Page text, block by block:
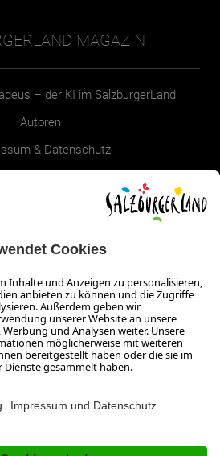
MAGAZIN
– der KI im SalzburgerLand
Autoren
& Datenschutz
im SalzburgerLand
im SalzburgerLand
Urlaubsangebote
Newsroom
Presse